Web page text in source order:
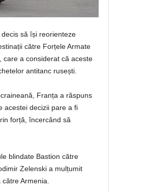
să își reorienteze
către Forțele Armate
care a considerat că aceste
antitanc rusești.
Franța a răspuns
acestei decizii pare a fi
forță, încercând să
blindate Bastion către
Zelenski a mulțumit
Armenia.